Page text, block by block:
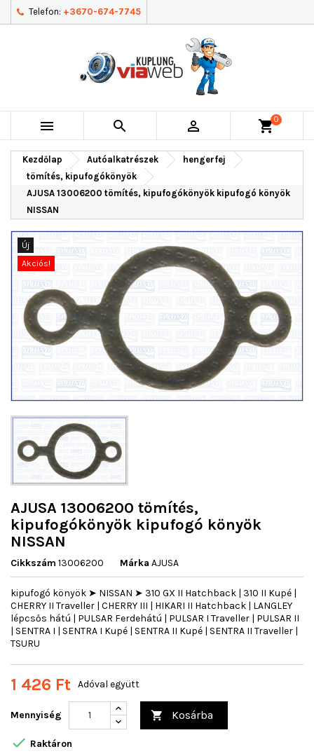
Telefon: +3670-674-7745
   shopping_cart0
Kezdőlap Autóalkatrészek
hengerfej
tömítés, kipufogókönyök
AJUSA 13006200 tömítés, kipufogókönyök kipufogó könyök
NISSAN
Új
Akciós!
AJUSA 13006200 tömítés,
kipufogókönyök kipufogó könyök
NISSAN
Cikkszám 13006200 Márka AJUSA
kipufogó könyök ➤ NISSAN ➤ 310 GX II Hatchback | 310 II Kupé |
CHERRY II Traveller | CHERRY III | HIKARI II Hatchback | LANGLEY
lépcsős hátú | PULSAR Ferdehátú | PULSAR I Traveller | PULSAR II
| SENTRA I | SENTRA I Kupé | SENTRA II Kupé | SENTRA II Traveller |
TSURU
1 426 Ft Adóval együtt
Mennyiség  Kosárba
 Raktáron